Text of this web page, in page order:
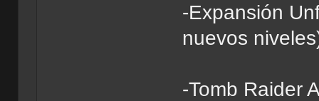
-Expansión
nuevos
-Tomb Raider